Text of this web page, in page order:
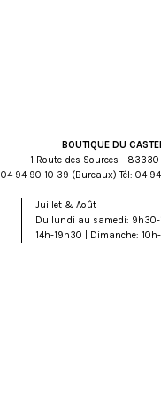
BOUTIQUE DU
1 Route des Sources - 83330
93 01 09 49 40 (Bureaux) Tél: 32
Juillet & Août
Du lundi au samedi:
14h-19h30 | Dimanche: